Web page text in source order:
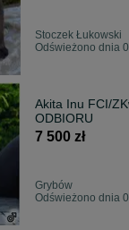
Stoczek Łukowski
Odświeżono dnia
Akita Inu FCI/
ODBIORU
7 500 zł
Grybów
Odświeżono dnia